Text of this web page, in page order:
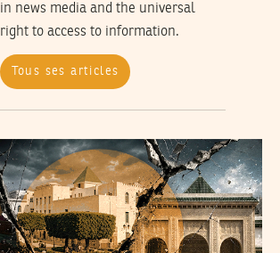
in news media and the universal
right to access to information.
Tous ses articles